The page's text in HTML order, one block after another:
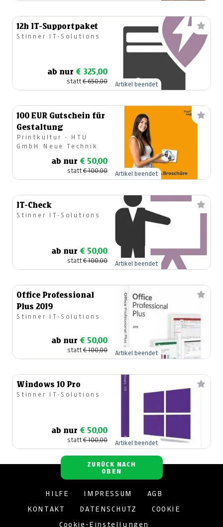
12h IT-Supportpaket
Stinner IT-Solutions
ab nur € 325,00
statt€ 650,00 Artikel beendet
100 EUR Gutschein für
Gestaltung
Printkultur - HTU
GmbH Neue Technik
ab nur € 50,00
statt€ 100,00 Artikel beendet
IT-Check
Stinner IT-Solutions
ab nur € 50,00
statt€ 100,00 Artikel beendet
Office Professional
Plus 2019
Stinner IT-Solutions
ab nur € 50,00
statt€ 100,00 Artikel beendet
Windows 10 Pro
Stinner IT-Solutions
ab nur € 50,00
statt€ 100,00 Artikel beendet
ZURÜCK NACH
OBEN
HILFE IMPRESSUM AGB
KONTAKT DATENSCHUTZ COOKIE
Cookie-Einstellungen